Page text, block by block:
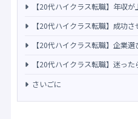
【20代ハイクラス転職】年収
【20代ハイクラス転職】成功さ
【20代ハイクラス転職】企業
【20代ハイクラス転職】迷っ
さいごに